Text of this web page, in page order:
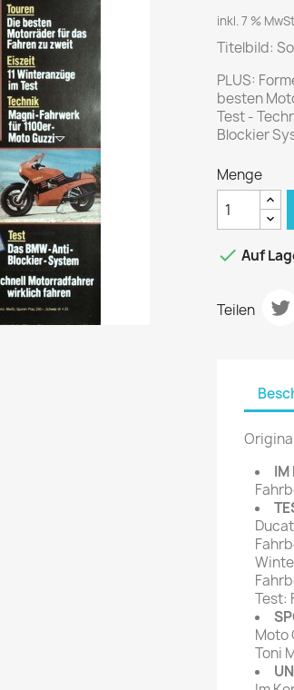
Gute
MO
Motor
PS
Mare
inkl. 7 %
Titelbild:
PLUS:
besten
Test -
Blockier
Menge
 Auf
Teilen
IM
Test:
Moto
Toni